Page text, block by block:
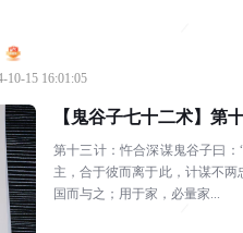
10-15 16:01:05
【鬼谷子七十二术】第
第十三计：忤合深谋鬼谷子曰
主，合于彼而离于此，计谋不
国而与之；用于家，必量家...